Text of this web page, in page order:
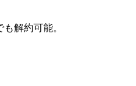
解約可能。